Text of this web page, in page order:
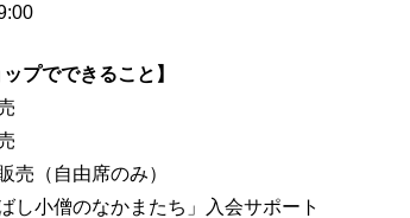
プでできること】
売（自由席のみ）
し小僧のなかまたち」入会サポート